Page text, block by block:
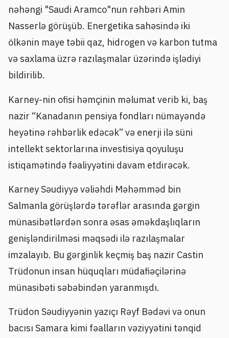
nəhəngi "Saudi Aramco"nun rəhbəri Amin
Nasserlə görüşüb. Energetika sahəsində iki
ölkənin maye təbii qaz, hidrogen və karbon tutma
və saxlama üzrə razılaşmalar üzərində işlədiyi
bildirilib.
Karney-nin ofisi həmçinin məlumat verib ki, baş
nazir “Kanadanın pensiya fondları nümayəndə
heyətinə rəhbərlik edəcək” və enerji ilə süni
intellekt sektorlarına investisiya qoyuluşu
istiqamətində fəaliyyətini davam etdirəcək.
Karney Səudiyyə vəliəhdi Məhəmməd bin
Salmanla görüşlərdə tərəflər arasında gərgin
münasibətlərdən sonra əsas əməkdaşlıqların
genişləndirilməsi məqsədi ilə razılaşmalar
imzalayıb. Bu gərginlik keçmiş baş nazir Castin
Trüdonun insan hüquqları müdafiəçilərinə
münasibəti səbəbindən yaranmışdı.
Trüdon Səudiyyənin yazıçı Rəyf Bədəvi və onun
bacısı Samara kimi fəalların vəziyyətini tənqid